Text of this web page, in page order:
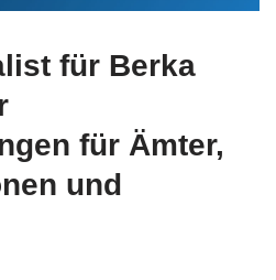
für Berka
für Ämter,
und